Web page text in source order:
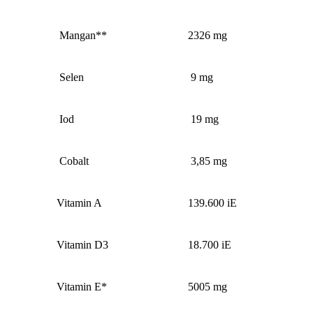
Mangan** 2326 mg
Selen 9 mg
Iod 19 mg
Cobalt 3,85 mg
Vitamin A 139.600 iE
Vitamin D3 18.700 iE
Vitamin E* 5005 mg